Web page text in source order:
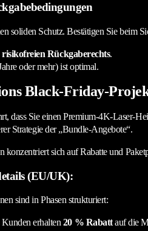
soliden Schutz. Bestätigen Sie beim
risikofreien Rückgaberechts.
oder mehr) ist optimal.
Black-Friday-
dass Sie einen Premium-4K-Laser-
Strategie der „Bundle-Angebote“.
sich auf Rabatte und
(EU/UK):
sind in Phasen strukturiert:
Kunden erhalten 20 % Rabattauf die